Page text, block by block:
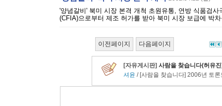
'양념갈비' 북미 시장 본격 개척 초원유통, 연방 식품검
(CFIA)으로부터 제조 허가를 받아 북미 시장 보급에 박
이전페이지 다음페이지